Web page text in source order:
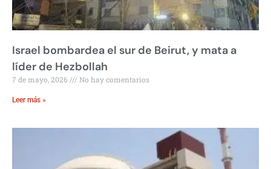
Israel bombardea el sur de Beirut, y mata a
líder de Hezbollah
7 de mayo, 2026 No hay comentarios
Leer más »